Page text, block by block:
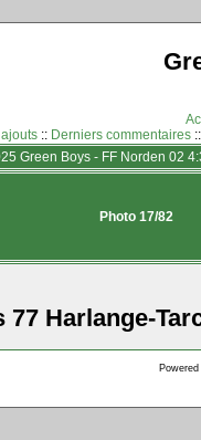
:: Derniers commentaires
Green Boys - FF Norden 02
Photo 17/82
77 Harlange-